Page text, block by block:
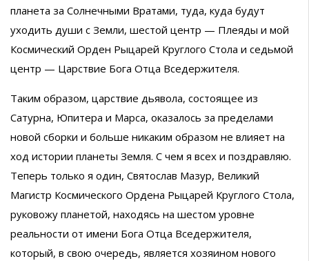
планета за Солнечными Вратами, туда, куда будут
уходить души с Земли, шестой центр — Плеяды и мой
Космический Орден Рыцарей Круглого Стола и седьмой
центр — Царствие Бога Отца Вседержителя.
Таким образом, царствие дьявола, состоящее из
Сатурна, Юпитера и Марса, оказалось за пределами
новой сборки и больше никаким образом не влияет на
ход истории планеты Земля. С чем я всех и поздравляю.
Теперь только я один, Святослав Мазур, Великий
Магистр Космического Ордена Рыцарей Круглого Стола,
руковожу планетой, находясь на шестом уровне
реальности от имени Бога Отца Вседержителя,
который, в свою очередь, является хозяином нового